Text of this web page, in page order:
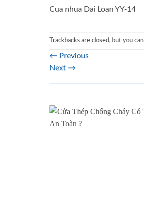
Cua nhua Dai Loan YY-14
Trackbacks are closed, but you can
← Previous
Next →